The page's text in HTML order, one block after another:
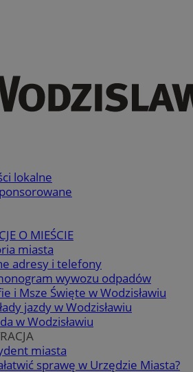
lokalne
O MIEŚCIE
miasta
adresy i telefony
wywozu odpadów
i Msze Święte w Wodzisławiu
jazdy w Wodzisławiu
w Wodzisławiu
miasta
sprawę w Urzędzie Miasta?